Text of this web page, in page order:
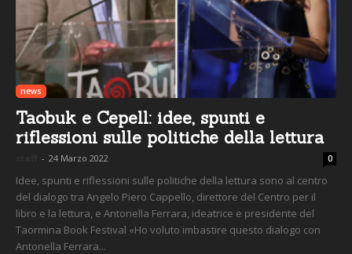
news
Taobuk e Cepell: idee, spunti e
riflessioni sulle politiche della lettura
- 24 Marzo 2022 0
Idee, spunti e riflessioni sulle politiche della lettura sono al centro
del dialogo tra Angelo Piero Cappello, direttore del Centro per il
libro e la lettura, e Antonella Ferrara, ideatrice e presidente del
Taormina Book Festival «Ho voluto imbastire questo dialogo con
Antonella Ferrara...